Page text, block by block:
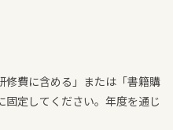
修費に含める」または「書籍購
定してください。年度を通じ